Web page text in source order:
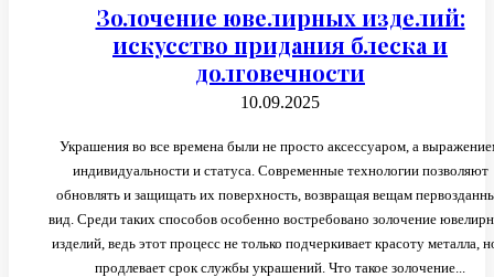
Золочение ювелирных изделий:
искусство придания блеска и
долговечности
10.09.2025
Украшения во все времена были не просто аксессуаром, а
индивидуальности и статуса. Современные технологии позволяют
обновлять и защищать их поверхность, возвращая вещам
вид. Среди таких способов особенно востребовано золочение
изделий, ведь этот процесс не только подчеркивает красоту металла,
продлевает срок службы украшений. Что такое золочение...